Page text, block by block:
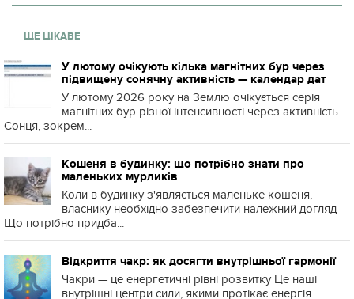
ЩЕ ЦІКАВЕ
У лютому очікують кілька магнітних бур через
підвищену сонячну активність — календар дат
У лютому 2026 року на Землю очікується серія
магнітних бур різної інтенсивності через активність
Сонця, зокрем...
Кошеня в будинку: що потрібно знати про
маленьких мурликів
Коли в будинку з'являється маленьке кошеня,
власнику необхідно забезпечити належний догляд
Що потрібно придба...
Відкриття чакр: як досягти внутрішньої гармонії
Чакри — це енергетичні рівні розвитку Це наші
внутрішні центри сили, якими протікає енергія